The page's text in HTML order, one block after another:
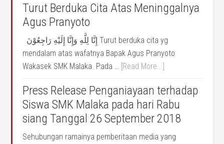
Turut Berduka Cita Atas Meninggalnya
Agus Pranyoto
mendalam atas wafatnya Bapak Agus Pranyoto
Wakasek SMK Malaka. Pada … [Read More...]
Press Release Penganiayaan terhadap
Siswa SMK Malaka pada hari Rabu
siang Tanggal 26 September 2018
Sehubungan ramainya pemberitaan media yang